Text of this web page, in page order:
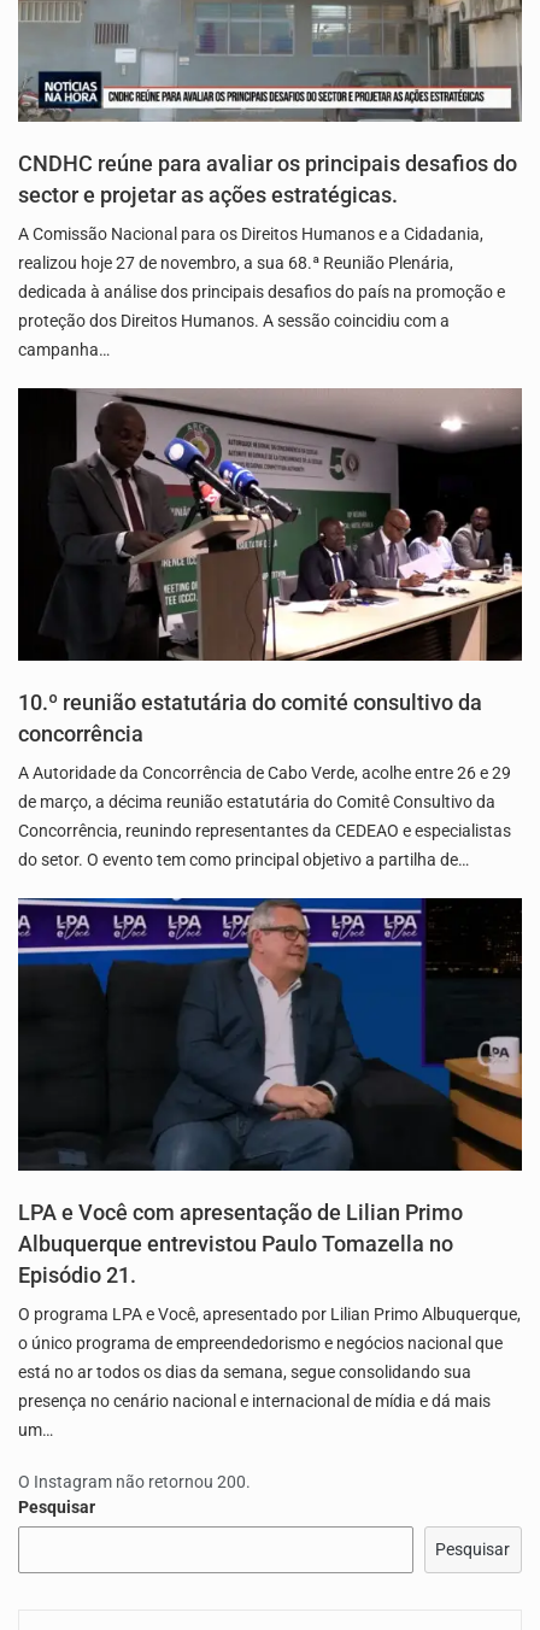
CNDHC reúne para avaliar os principais desafios do
sector e projetar as ações estratégicas.
A Comissão Nacional para os Direitos Humanos e a Cidadania,
realizou hoje 27 de novembro, a sua 68.ª Reunião Plenária,
dedicada à análise dos principais desafios do país na promoção e
proteção dos Direitos Humanos. A sessão coincidiu com a
campanha…
10.º reunião estatutária do comité consultivo da
concorrência
A Autoridade da Concorrência de Cabo Verde, acolhe entre 26 e 29
de março, a décima reunião estatutária do Comitê Consultivo da
Concorrência, reunindo representantes da CEDEAO e especialistas
do setor. O evento tem como principal objetivo a partilha de…
LPA e Você com apresentação de Lilian Primo
Albuquerque entrevistou Paulo Tomazella no
Episódio 21.
O programa LPA e Você, apresentado por Lilian Primo Albuquerque,
o único programa de empreendedorismo e negócios nacional que
está no ar todos os dias da semana, segue consolidando sua
presença no cenário nacional e internacional de mídia e dá mais
um…
O Instagram não retornou 200.
Pesquisar
Pesquisar